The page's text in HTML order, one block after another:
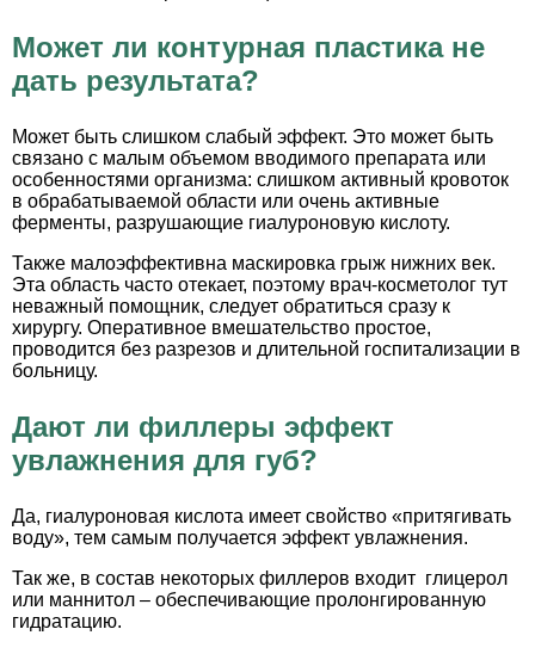
Может ли контурная пластика не
дать результата?
Может быть слишком слабый эффект. Это может быть
связано с малым объемом вводимого препарата или
особенностями организма: слишком активный кровоток
в обрабатываемой области или очень активные
ферменты, разрушающие гиалуроновую кислоту.
Также малоэффективна маскировка грыж нижних век.
Эта область часто отекает, поэтому врач-косметолог тут
неважный помощник, следует обратиться сразу к
хирургу. Оперативное вмешательство простое,
проводится без разрезов и длительной госпитализации в
больницу.
Дают ли филлеры эффект
увлажнения для губ?
Да, гиалуроновая кислота имеет свойство «притягивать
воду», тем самым получается эффект увлажнения.
Так же, в состав некоторых филлеров входит глицерол
или маннитол – обеспечивающие пролонгированную
гидратацию.